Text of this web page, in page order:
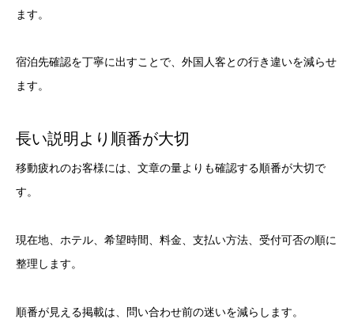
ます。
宿泊先確認を丁寧に出すことで、外国人客との行き違いを減らせ
ます。
長い説明より順番が大切
移動疲れのお客様には、文章の量よりも確認する順番が大切で
す。
現在地、ホテル、希望時間、料金、支払い方法、受付可否の順に
整理します。
順番が見える掲載は、問い合わせ前の迷いを減らします。